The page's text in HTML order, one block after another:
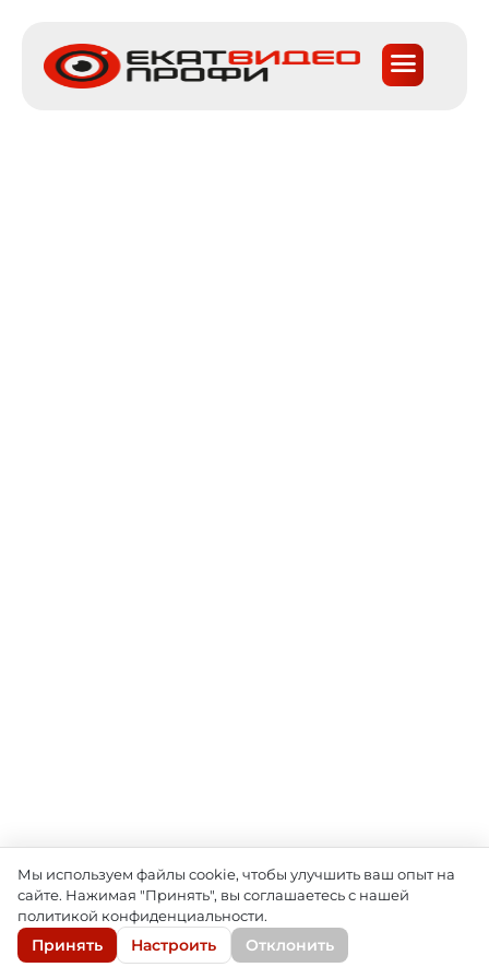
Мы используем файлы cookie, чтобы улучшить ваш опыт на
сайте. Нажимая "Принять", вы соглашаетесь с нашей
политикой конфиденциальности.
Принять Настроить Отклонить